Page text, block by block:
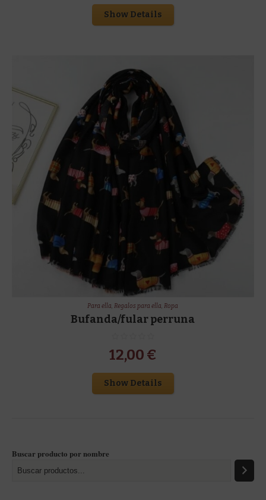
Show Details
Para ella,Regalos para ella,Ropa
Bufanda/fular perruna
12,00 €
Show Details
Buscar producto por nombre